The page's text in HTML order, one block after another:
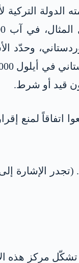
الدولة
وحدّد
قيد أو شرط.
باخجلي، ووقعوا
الإشارة
مركز هذه